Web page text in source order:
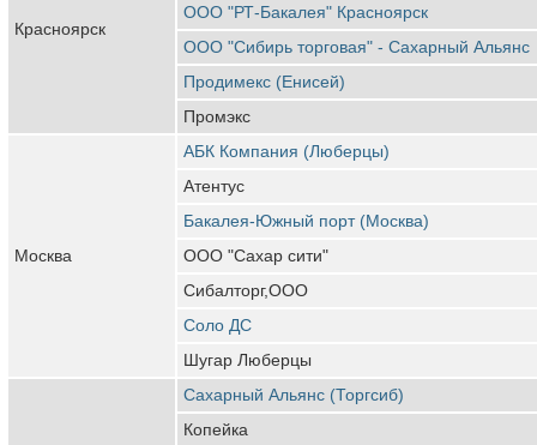
Красноярск
ООО "РТ-Бакалея" Красноярск
ООО "Сибирь торговая" - Сахарный Альянс
Продимекс (Енисей)
Промэкс
Москва
АБК Компания (Люберцы)
Атентус
Бакалея-Южный порт (Москва)
ООО "Сахар сити"
Сибалторг,ООО
Соло ДС
Шугар Люберцы
Сахарный Альянс (Торгсиб)
Копейка